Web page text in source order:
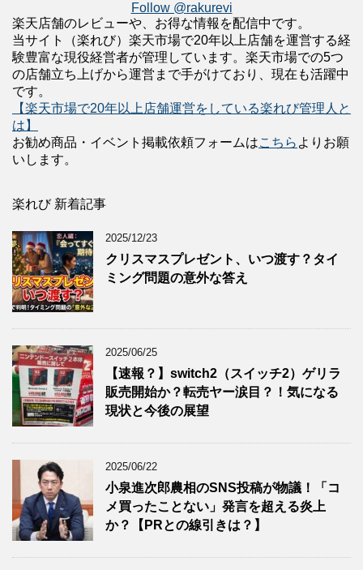
Follow @rakurevi
楽天店舗のレビューや、お得な情報を配信中です。
当サイト（楽れび）楽天市場で20年以上店舗を運営する経
験豊富な現役経営者が管理しています。楽天市場での5つ
の店舗立ち上げから運営まで手がけており、現在も活躍中
です。
【楽天市場で20年以上店舗運営をしている楽れび管理人と
は】
お勧め商品・イベント掲載依頼フォームはこちら よりお願
いします。
楽れび 新着記事
2025/12/23
クリスマスプレゼント、いつ渡す？タイ
ミング問題の意外な答え
2025/06/25
【速報？】switch2（スイッチ2）ゲリラ
販売開始か？転売ヤー涙目？！気になる
現状と今後の展望
2025/06/22
小泉進次郎農相のSNS投稿が物議！「コ
メ買ったことない」発言を超える炎上
か？【PRとの線引きは？】